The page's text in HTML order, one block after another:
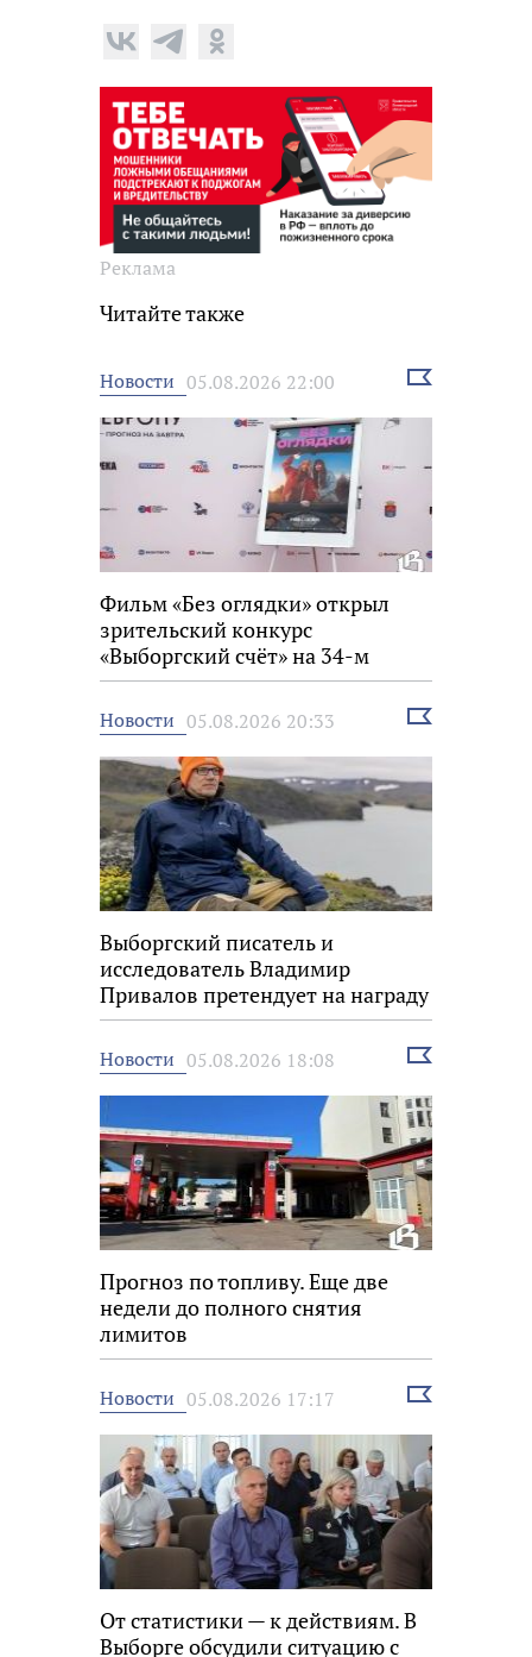
Реклама
Читайте также
Новости 05.08.2026 22:00
Выбрать
Фильм «Без оглядки» открыл
зрительский конкурс
«Выборгский счёт» на 34-м
фестивале «Окно в Европу»
Новости 05.08.2026 20:33
Выбрать
Выборгский писатель и
исследователь Владимир
Привалов претендует на награду
«Знание.Премия»
Новости 05.08.2026 18:08
Выбрать
Прогноз по топливу. Еще две
недели до полного снятия
лимитов
Новости 05.08.2026 17:17
Выбрать
От статистики — к действиям. В
Выборге обсудили ситуацию с